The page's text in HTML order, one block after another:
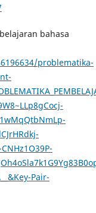
bahasa
problematika-
Pair-